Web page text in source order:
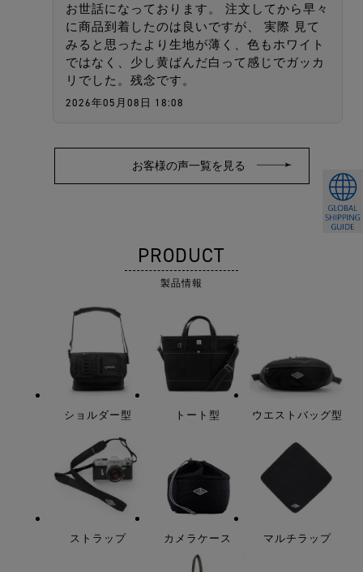
お世話になっております。 注文してから早々
に商品到着したのは良いですが、 実際 見て
みると思ったより生地が薄く、色もホワイト
ではなく、少し黄ばんだ白って感じでガッカ
リでした。残念です。
2026年05月08日 18:08
PRODUCT
製品情報
ショルダー型 トート型 ウエストバッグ型
ストラップ カメラケース マルチラップ